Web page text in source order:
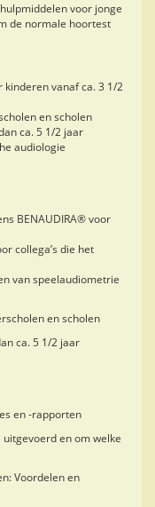
voor jonge
de normale hoortest
kinderen vanaf ca. 3 1/2
en scholen
ca. 5 1/2 jaar
audiologie
BENAUDIRA® voor
collega’s die het
van speelaudiometrie
en scholen
ca. 5 1/2 jaar
en -rapporten
en om welke
Voordelen en